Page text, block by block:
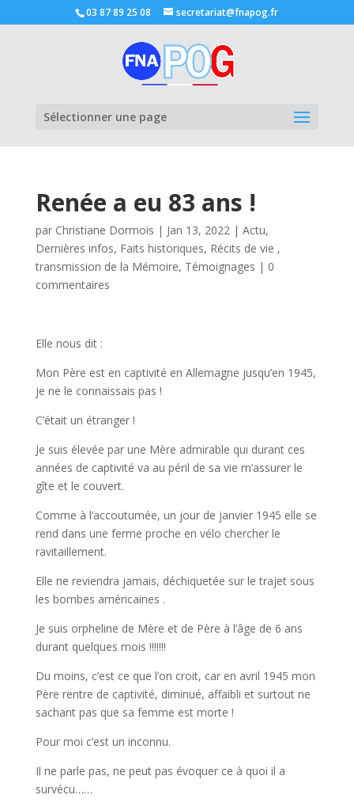
03 87 89 25 08 secretariat@fnapog.fr
Sélectionner une page
Renée a eu 83 ans !
par Christiane Dormois | Jan 13, 2022| Actu,
Dernières infos, Faits historiques, Récits de vie ,
transmission de la Mémoire, Témoignages | 0
commentaires
Elle nous dit :
Mon Père est en captivité en Allemagne jusqu’en 1945,
je ne le connaissais pas !
C’était un étranger !
Je suis élevée par une Mère admirable qui durant ces
années de captivité va au péril de sa vie m’assurer le
gîte et le couvert.
Comme à l’accoutumée, un jour de janvier 1945 elle se
rend dans une ferme proche en vélo chercher le
ravitaillement.
Elle ne reviendra jamais, déchiquetée sur le trajet sous
les bombes américaines .
Je suis orpheline de Mère et de Père à l’âge de 6 ans
durant quelques mois !!!!!!!
Du moins, c’est ce que l’on croit, car en avril 1945 mon
Père rentre de captivité, diminué, affaibli et surtout ne
sachant pas que sa femme est morte !
Pour moi c’est un inconnu.
Il ne parle pas, ne peut pas évoquer ce à quoi il a
survécu……